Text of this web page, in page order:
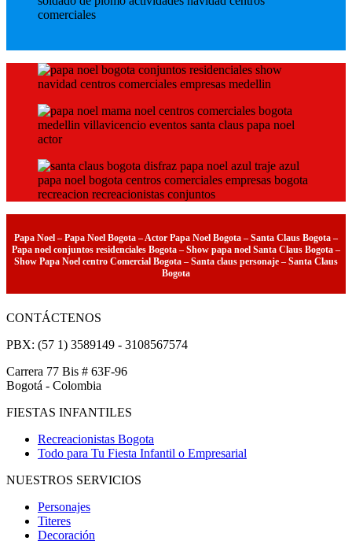
Papa Noel – Papa Noel Bogota – Actor Papa Noel Bogota – Santa Claus Bogota –
Papa noel conjuntos residenciales Bogota – Show papa noel Santa Claus Bogota –
Show Papa Noel centro Comercial Bogota – Santa claus personaje – Santa Claus
Bogota
CONTÁCTENOS
PBX: (57 1) 3589149 - 3108567574
Carrera 77 Bis # 63F-96
Bogotá - Colombia
FIESTAS INFANTILES
Recreacionistas Bogota
Todo para Tu Fiesta Infantil o Empresarial
NUESTROS SERVICIOS
Personajes
Titeres
Decoración